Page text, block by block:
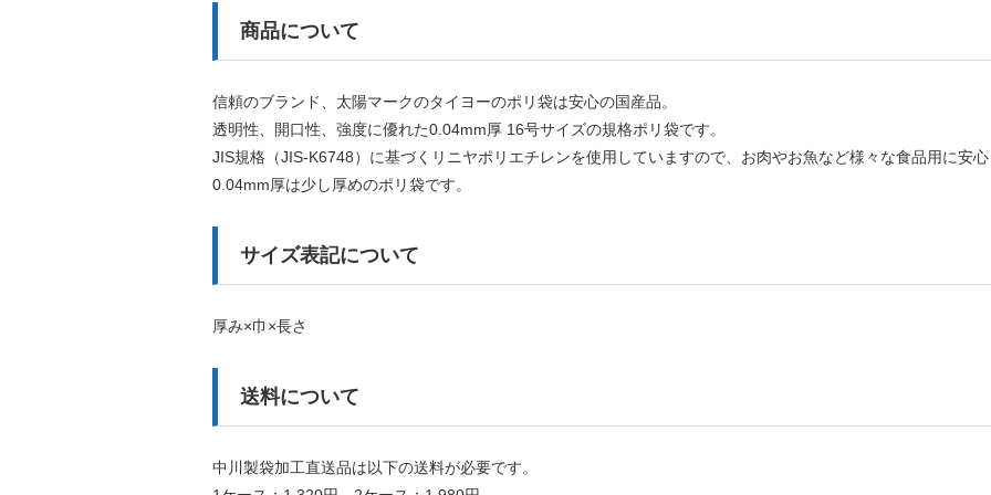
商品について
信頼のブランド、太陽マークのタイヨーのポリ袋は安心の国産品。
透明性、開口性、強度に優れた0.04mm厚 16号サイズの規格ポリ袋です。
JIS規格（JIS-K6748）に基づくリニヤポリエチレンを使用していますので、お肉やお魚など様々な食品用に安心
0.04mm厚は少し厚めのポリ袋です。
サイズ表記について
厚み×巾×長さ
送料について
中川製袋加工直送品は以下の送料が必要です。